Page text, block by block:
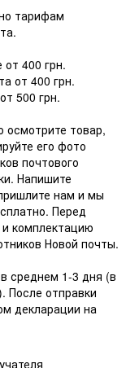
тарифам
400 грн.
от 400 грн.
500 грн.
осмотрите товар,
его фото
почтового
Напишите
нам и мы
Перед
комплектацию
Новой почты.
среднем 1-3 дня (в
После отправки
декларации на